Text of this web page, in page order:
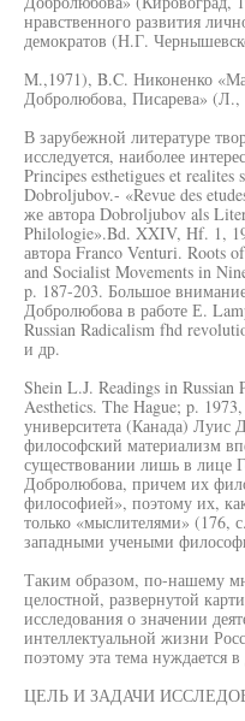
нравственного развития
демократов (Н.Г.
M.,1971), B.C. Никоненко
Добролюбова, Писарева» (Л.,
В зарубежной литературе
исследуется, наиболее
Principes esthetigues et realites
Dobroljubov.- «Revue des
же автора Dobroljubov als
Philologie».Bd. XXIV, Hf. 1,
автора Franco Venturi. Roots
and Socialist Movements in
p. 187-203. Большое
Добролюбова в работе Е.
Russian Radicalism fhd
и др.
Shein L.J. Readings in
Aesthetics. The Hague; p.
университета (Канада)
философский материализм
существовании лишь в лице
Добролюбова, причем их
философией», поэтому их,
только «мыслителями» (176,
западными учеными
Таким образом, по-нашему
целостной, развернутой
исследования о значении
интеллектуальной жизни
поэтому эта тема нуждается
ЦЕЛЬ И ЗАДАЧИ